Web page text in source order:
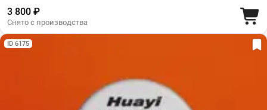
3 800 ₽
Снято с производства
ID 6175